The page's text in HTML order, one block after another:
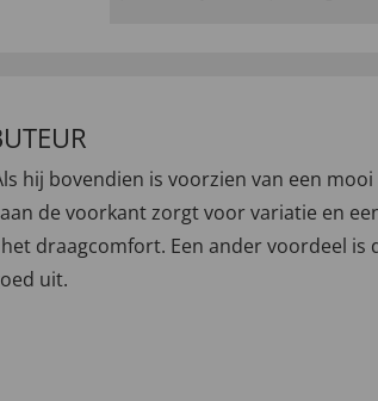
hij bovendien is voorzien van een mooi
de voorkant zorgt voor variatie en
draagcomfort. Een ander voordeel
uit.